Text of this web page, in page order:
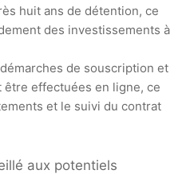
huit ans de détention, ce
des investissements à
de souscription et
effectuées en ligne, ce
et le suivi du contrat
aux potentiels